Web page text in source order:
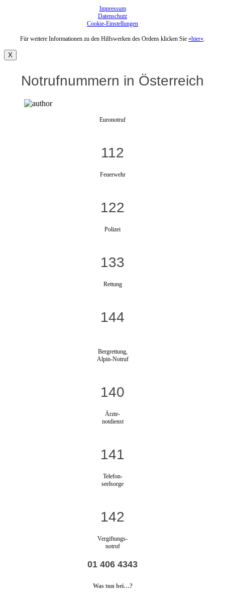
Impressum
Datenschutz
Cookie-Einstellungen
Für weitere Informationen zu den Hilfswerken des Ordens klicken Sie »hier«.
X
Notrufnummern in Österreich
Euronotruf
112
Feuerwehr
122
Polizei
133
Rettung
144
Bergrettung,
Alpin-Notruf
140
Ärzte-
notdienst
141
Telefon-
seelsorge
142
Vergiftungs-
notruf
01 406 4343
Was tun bei…?